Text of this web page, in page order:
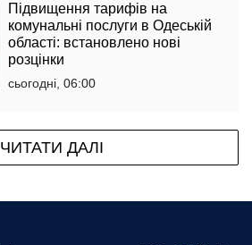
Підвищення тарифів на
комунальні послуги в Одеській
області: встановлено нові
розцінки
сьогодні, 06:00
ЧИТАТИ ДАЛІ